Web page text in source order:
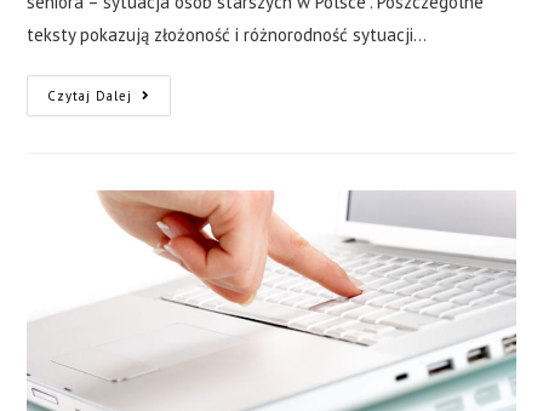
teksty pokazują złożoność i różnorodność sytuacji…
Czytaj Dalej